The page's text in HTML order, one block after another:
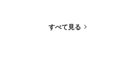
すべて見る